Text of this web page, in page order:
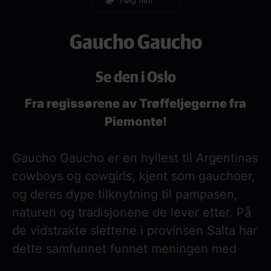
Gaucho Gaucho
Se den i Oslo
Fra regissørene av Trøffeljegerne fra
Piemonte!
Gaucho Gaucho er en hyllest til Argentinas
cowboys og cowgirls, kjent som gauchoer,
og deres dype tilknytning til pampasen,
naturen og tradisjonene de lever etter. På
de vidstrakte slettene i provinsen Salta har
dette samfunnet funnet meningen med